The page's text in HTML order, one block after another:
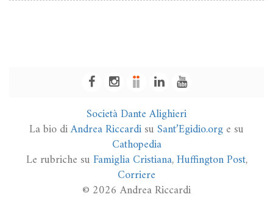
Società Dante Alighieri
La bio diAndrea RiccardisuSant’Egidio.orge su
Cathopedia
Le rubriche suFamiglia Cristiana,Huffington Post,
Corriere
© 2026 Andrea Riccardi